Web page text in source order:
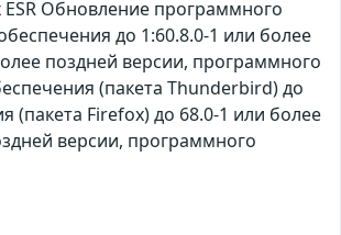
Обновление программного
до 1:60.8.0-1 или более
поздней версии, программного
(пакета Thunderbird) до
(пакета Firefox) до 68.0-1 или более
версии, программного